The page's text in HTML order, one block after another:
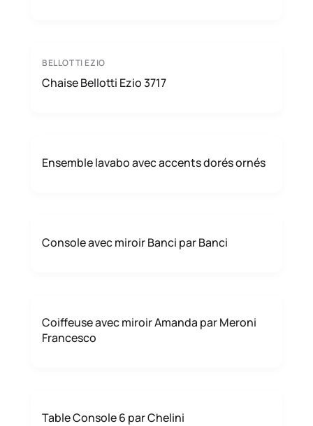
BELLOTTI EZIO
Chaise Bellotti Ezio 3717
Ensemble lavabo avec accents dorés ornés
Console avec miroir Banci par Banci
Coiffeuse avec miroir Amanda par Meroni
Francesco
Table Console 6 par Chelini